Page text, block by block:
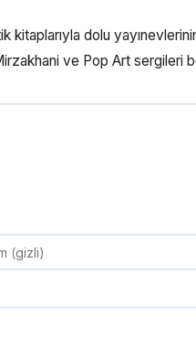
dolu
ve Pop Art sergileri